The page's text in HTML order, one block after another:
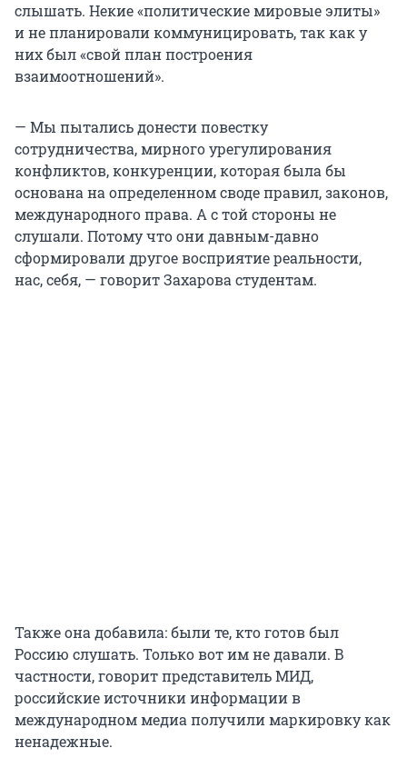
слышать. Некие «политические мировые элиты»
и не планировали коммуницировать, так как у
них был «свой план построения
взаимоотношений».
— Мы пытались донести повестку
сотрудничества, мирного урегулирования
конфликтов, конкуренции, которая была бы
основана на определенном своде правил, законов,
международного права. А с той стороны не
слушали. Потому что они давным-давно
сформировали другое восприятие реальности,
нас, себя, — говорит Захарова студентам.
Также она добавила: были те, кто готов был
Россию слушать. Только вот им не давали. В
частности, говорит представитель МИД,
российские источники информации в
международном медиа получили маркировку как
ненадежные.